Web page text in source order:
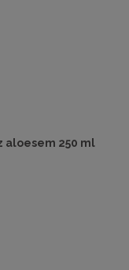
aloesem 250 ml